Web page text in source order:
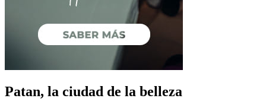
Patan, la ciudad de la belleza